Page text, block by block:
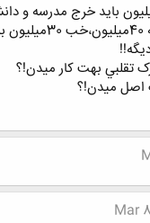
هم خرج کاشت مو
تقلبي بهت کار ميدن!؟
اصل ميدن!؟
Mar